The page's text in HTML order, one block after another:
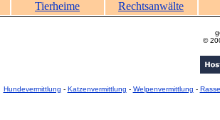
Tierheime Rechtsanwälte
©
Hundevermittlung - Katzenvermittlung - Welpenvermittlung -